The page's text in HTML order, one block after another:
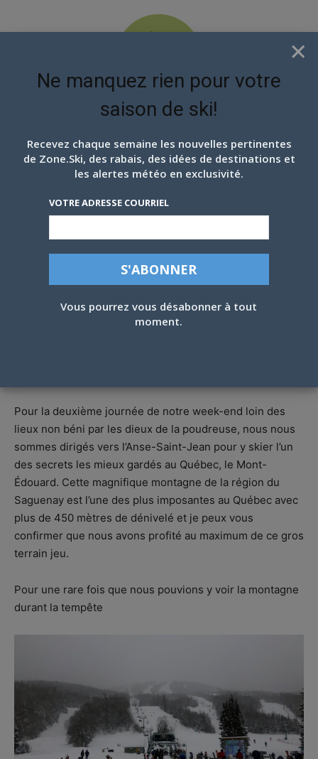
EN ATTENDANT LES
MONT-ÉDOUARD, BÉNI DES DIEUX, 12
Pour la deuxième journée de notre week-end loin des
lieux non béni par les dieux de la poudreuse, nous nous
sommes dirigés vers l’Anse-Saint-Jean pour y skier l’un
des secrets les mieux gardés au Québec, le Mont-
Édouard. Cette magnifique montagne de la région du
Saguenay est l’une des plus imposantes au Québec avec
plus de 450 mètres de dénivelé et je peux vous
confirmer que nous avons profité au maximum de ce gros
terrain jeu.
Pour une rare fois que nous pouvions y voir la montagne
durant la tempête
×
Ne manquez rien pour votre
saison de ski!
Recevez chaque semaine les nouvelles pertinentes
de Zone.Ski, des rabais, des idées de destinations et
les alertes météo en exclusivité.
VOTRE ADRESSE COURRIEL
Vous pourrez vous désabonner à tout
moment.